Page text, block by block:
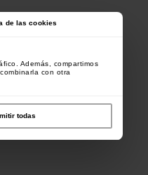
de las cookies
Además, compartimos
con otra
todas